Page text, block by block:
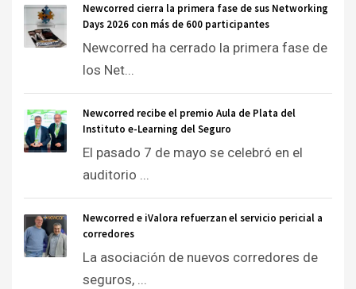
Newcorred cierra la primera fase de sus Networking
Days 2026 con más de 600 participantes
Newcorred ha cerrado la primera fase de
los Net...
Newcorred recibe el premio Aula de Plata del
Instituto e-Learning del Seguro
El pasado 7 de mayo se celebró en el
auditorio ...
Newcorred e iValora refuerzan el servicio pericial a
corredores
La asociación de nuevos corredores de
seguros, ...